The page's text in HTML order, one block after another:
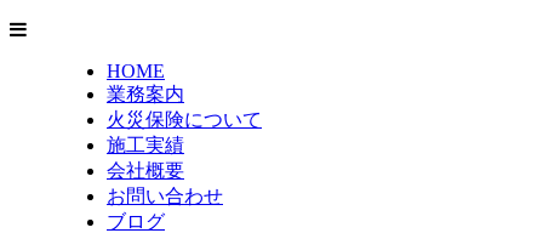
HOME
業務案内
火災保険について
施工実績
会社概要
お問い合わせ
ブログ